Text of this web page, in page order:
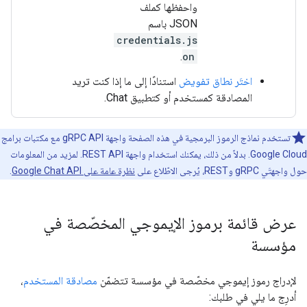
واحفظها كملف
JSON باسم
credentials.js
on
.
اختَر نطاق تفويض استنادًا إلى ما إذا كنت تريد
المصادقة كمستخدم أو كتطبيق Chat.
تستخدم نماذج الرموز البرمجية في هذه الصفحة واجهة gRPC API مع مكتبات برامج
Google Cloud. بدلاً من ذلك، يمكنك استخدام واجهة REST API. لمزيد من المعلومات
حول واجهتَي gRPC وREST، يُرجى الاطّلاع على
نظرة عامة على Google Chat API
عرض قائمة برموز الإيموجي المخصّصة في
مؤسسة
لإدراج رموز إيموجي مخصّصة في مؤسسة تتضمّن مصادقة المستخدم،
أدرِج ما يلي في طلبك: